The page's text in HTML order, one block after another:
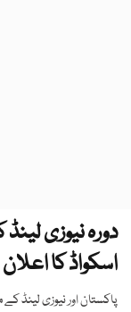
اسکواڈ کا اعلان